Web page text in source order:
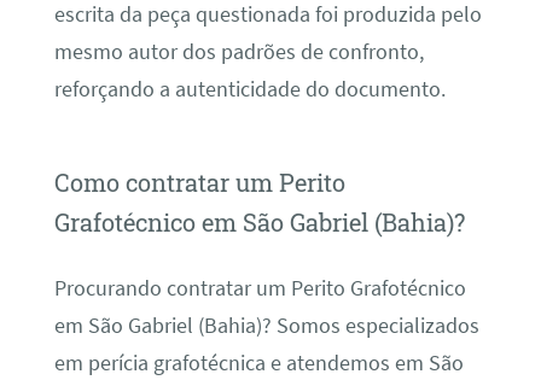
escrita da peça questionada foi produzida pelo
mesmo autor dos padrões de confronto,
reforçando a autenticidade do documento.
Como contratar um Perito
Grafotécnico em São Gabriel (Bahia)?
Procurando contratar um Perito Grafotécnico
em São Gabriel (Bahia)? Somos especializados
em perícia grafotécnica e atendemos em São